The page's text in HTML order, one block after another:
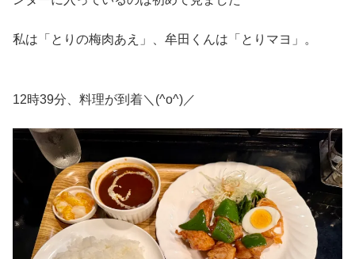
私は「とりの梅肉あえ」、牟田くんは「とりマヨ」。
12時39分、料理が到着＼(^o^)／